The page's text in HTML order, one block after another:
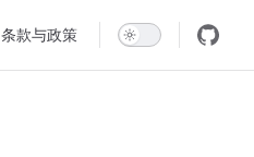
条款与政策